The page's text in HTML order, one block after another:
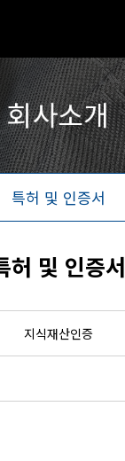
특허 및 인증서
허 및 인증서
지식재산인증